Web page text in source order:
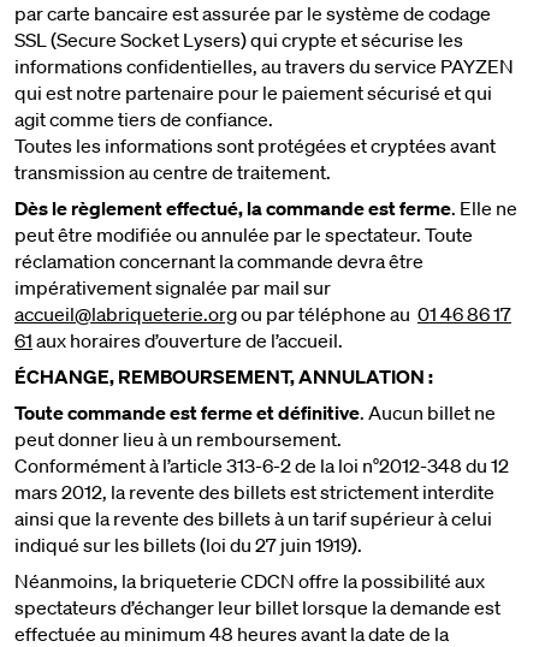
par carte bancaire est assurée par le système de codage
SSL (Secure Socket Lysers) qui crypte et sécurise les
informations confidentielles, au travers du service PAYZEN
qui est notre partenaire pour le paiement sécurisé et qui
agit comme tiers de confiance.
Toutes les informations sont protégées et cryptées avant
transmission au centre de traitement.
Dès le règlement effectué, la commande est ferme. Elle ne
peut être modifiée ou annulée par le spectateur. Toute
réclamation concernant la commande devra être
impérativement signalée par mail sur
accueil@labriqueterie.orgou par téléphone au 01 46 86 17
61 aux horaires d’ouverture de l’accueil.
ÉCHANGE, REMBOURSEMENT, ANNULATION :
Toute commande est ferme et définitive. Aucun billet ne
peut donner lieu à un remboursement.
Conformément à l’article 313-6-2 de la loi n°2012-348 du 12
mars 2012, la revente des billets est strictement interdite
ainsi que la revente des billets à un tarif supérieur à celui
indiqué sur les billets (loi du 27 juin 1919).
Néanmoins, la briqueterie CDCN offre la possibilité aux
spectateurs d’échanger leur billet lorsque la demande est
effectuée au minimum 48 heures avant la date de la